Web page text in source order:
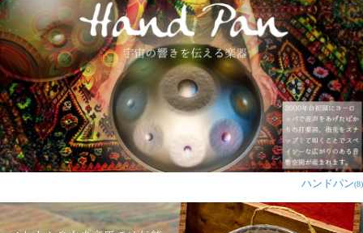
ハンドパン(8)